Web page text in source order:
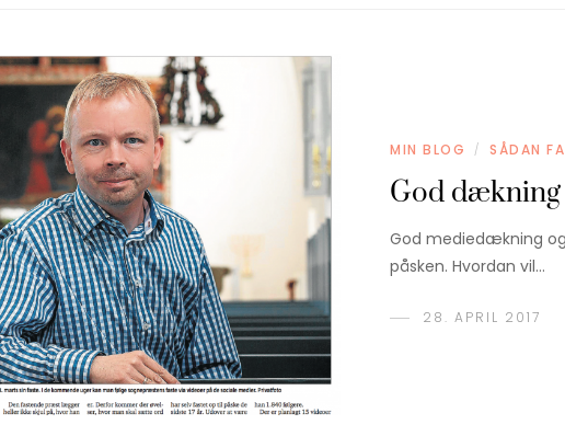
MIN BLOG / SÅDAN
God dækning
God mediedækning
påsken. Hvordan vil…
28. APRIL 2017